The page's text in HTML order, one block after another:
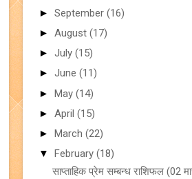
► September (16)
► August (17)
► July (15)
► June (11)
► May (14)
► April (15)
► March (22)
▼ February (18)
साप्ताहिक प्रेम सम्बन्ध राशिफल (02